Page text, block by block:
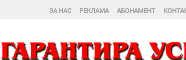
ЗА НАС РЕКЛАМА АБОНАМЕНТ